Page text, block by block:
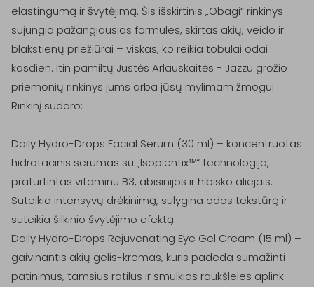
elastingumą ir švytėjimą. Šis išskirtinis „Obagi“ rinkinys
sujungia pažangiausias formules, skirtas akių, veido ir
blakstienų priežiūrai – viskas, ko reikia tobulai odai
kasdien. Itin pamiltų Justės Arlauskaitės - Jazzu grožio
priemonių rinkinys jums arba jūsų mylimam žmogui.
Rinkinį sudaro:
Daily Hydro-Drops Facial Serum (30 ml) – koncentruotas
hidratacinis serumas su „Isoplentix™“ technologija,
praturtintas vitaminu B3, abisinijos ir hibisko aliejais.
Suteikia intensyvų drėkinimą, sulygina odos tekstūrą ir
suteikia šilkinio švytėjimo efektą.
Daily Hydro-Drops Rejuvenating Eye Gel Cream (15 ml) –
gaivinantis akių gelis-kremas, kuris padeda sumažinti
patinimus, tamsius ratilus ir smulkias raukšleles aplink